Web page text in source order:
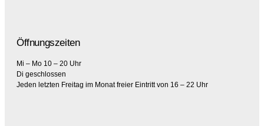
Öffnungszeiten
Mi – Mo 10 – 20 Uhr
Di geschlossen
Jeden letzten Freitag im Monat freier Eintritt von 16 – 22 Uhr